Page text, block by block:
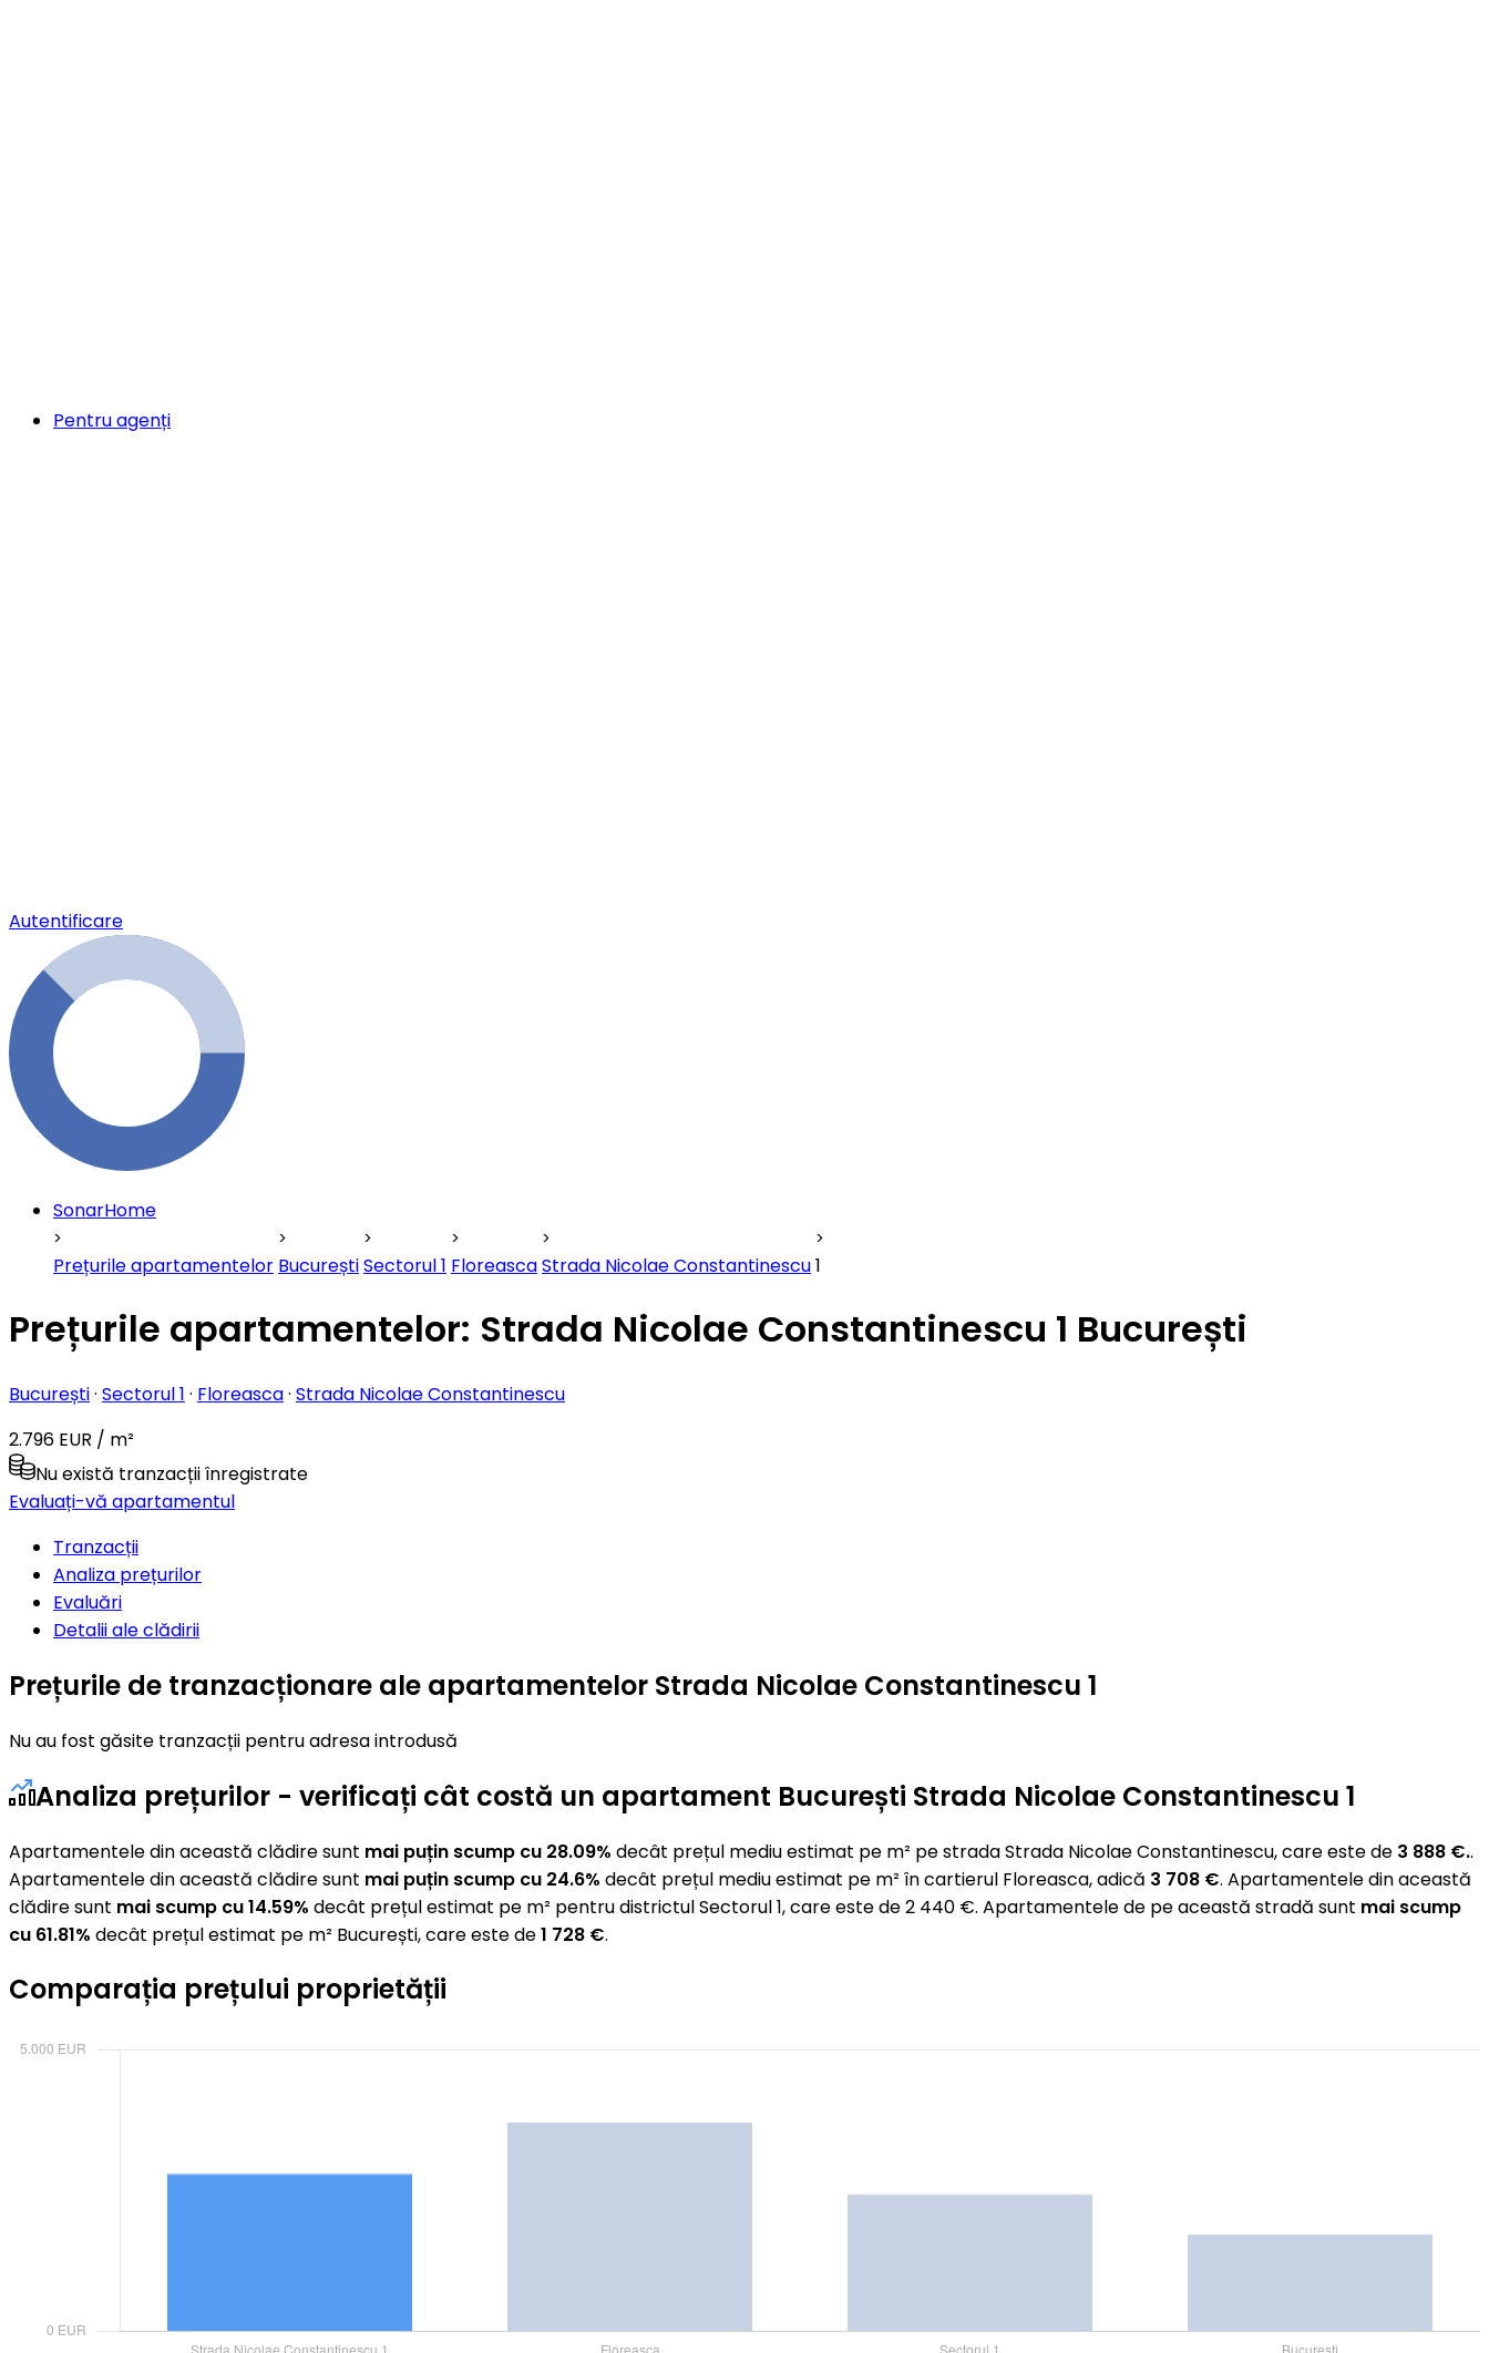
Pentru agenți
Autentificare
SonarHome
Prețurile apartamentelor BucureștiSectorul 1 FloreascaStrada Nicolae Constantinescu1
Prețurile apartamentelor: Strada Nicolae Constantinescu 1 București
București· Sectorul 1 · Floreasca· Strada Nicolae Constantinescu
2.796 EUR / m²
Nu există tranzacții înregistrate
Evaluați-vă apartamentul
Tranzacții
Analiza prețurilor
Evaluări
Detalii ale clădirii
Prețurile de tranzacționare ale apartamentelor Strada Nicolae Constantinescu 1
Nu au fost găsite tranzacții pentru adresa introdusă
Analiza prețurilor - verificați cât costă un apartament București Strada Nicolae Constantinescu 1
Apartamentele din această clădire sunt mai puțin scump cu 28.09% decât prețul mediu estimat pe m² pe strada Strada Nicolae Constantinescu, care este de 3 888 €..
Apartamentele din această clădire sunt mai puțin scump cu 24.6% decât prețul mediu estimat pe m² în cartierul Floreasca, adică 3 708 €. Apartamentele din această
clădire sunt mai scump cu 14.59% decât prețul estimat pe m² pentru districtul Sectorul 1, care este de 2 440 €. Apartamentele de pe această stradă sunt mai scump
cu 61.81% decât prețul estimat pe m² București, care este de1 728 €.
Comparația prețului proprietății